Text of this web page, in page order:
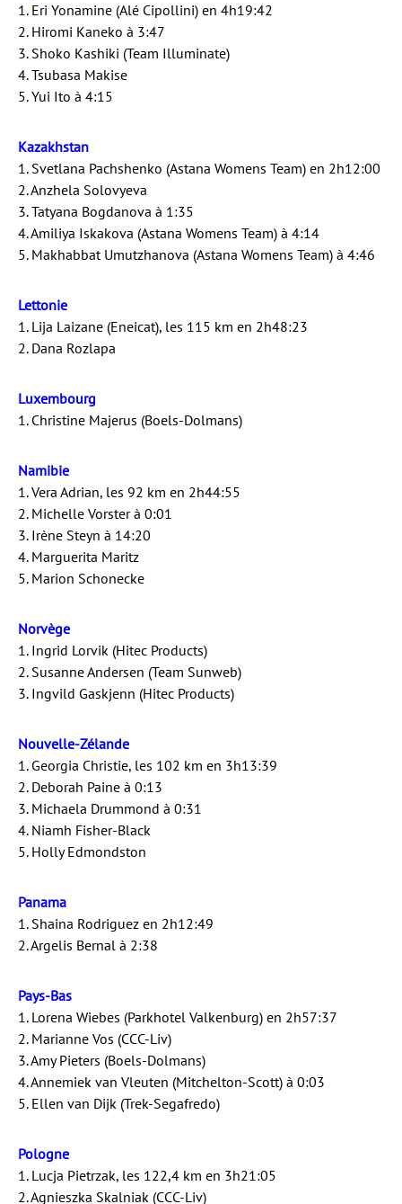
1. Eri Yonamine (Alé Cipollini) en 4h19:42
2. Hiromi Kaneko à 3:47
3. Shoko Kashiki (Team Illuminate)
4. Tsubasa Makise
5. Yui Ito à 4:15
Kazakhstan
1. Svetlana Pachshenko (Astana Womens Team) en 2h12:00
2. Anzhela Solovyeva
3. Tatyana Bogdanova à 1:35
4. Amiliya Iskakova (Astana Womens Team) à 4:14
5. Makhabbat Umutzhanova (Astana Womens Team) à 4:46
Lettonie
1. Lija Laizane (Eneicat), les 115 km en 2h48:23
2. Dana Rozlapa
Luxembourg
1. Christine Majerus (Boels-Dolmans)
Namibie
1. Vera Adrian, les 92 km en 2h44:55
2. Michelle Vorster à 0:01
3. Irène Steyn à 14:20
4. Marguerita Maritz
5. Marion Schonecke
Norvège
1. Ingrid Lorvik (Hitec Products)
2. Susanne Andersen (Team Sunweb)
3. Ingvild Gaskjenn (Hitec Products)
Nouvelle-Zélande
1. Georgia Christie, les 102 km en 3h13:39
2. Deborah Paine à 0:13
3. Michaela Drummond à 0:31
4. Niamh Fisher-Black
5. Holly Edmondston
Panama
1. Shaina Rodriguez en 2h12:49
2. Argelis Bernal à 2:38
Pays-Bas
1. Lorena Wiebes (Parkhotel Valkenburg) en 2h57:37
2. Marianne Vos (CCC-Liv)
3. Amy Pieters (Boels-Dolmans)
4. Annemiek van Vleuten (Mitchelton-Scott) à 0:03
5. Ellen van Dijk (Trek-Segafredo)
Pologne
1. Lucja Pietrzak, les 122,4 km en 3h21:05
2. Agnieszka Skalniak (CCC-Liv)